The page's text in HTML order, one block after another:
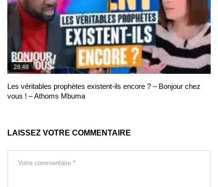
28:48
Les véritables prophètes existent-ils encore ? – Bonjour chez
vous ! – Athoms Mbuma
LAISSEZ VOTRE COMMENTAIRE